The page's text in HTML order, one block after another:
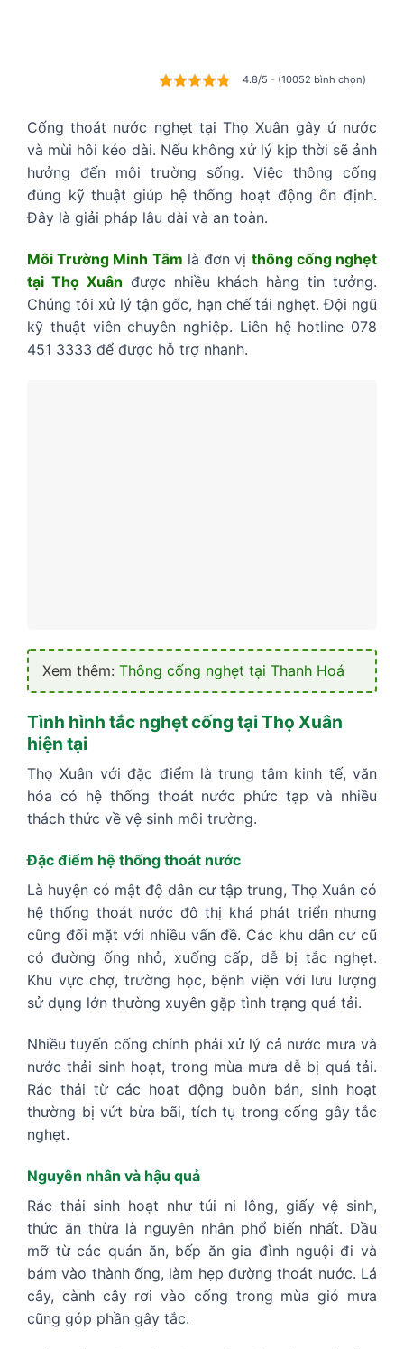
4.8/5 - (10052 bình chọn)
Cống thoát nước nghẹt tại Thọ Xuân gây ứ nước
và mùi hôi kéo dài. Nếu không xử lý kịp thời sẽ ảnh
hưởng đến môi trường sống. Việc thông cống
đúng kỹ thuật giúp hệ thống hoạt động ổn định.
Đây là giải pháp lâu dài và an toàn.
Môi Trường Minh Tâm là đơn vị thông cống nghẹt
tại Thọ Xuân được nhiều khách hàng tin tưởng.
Chúng tôi xử lý tận gốc, hạn chế tái nghẹt. Đội ngũ
kỹ thuật viên chuyên nghiệp. Liên hệ hotline 078
451 3333 để được hỗ trợ nhanh.
Xem thêm: Thông cống nghẹt tại Thanh Hoá
Tình hình tắc nghẹt cống tại Thọ Xuân
hiện tại
Thọ Xuân với đặc điểm là trung tâm kinh tế, văn
hóa có hệ thống thoát nước phức tạp và nhiều
thách thức về vệ sinh môi trường.
Đặc điểm hệ thống thoát nước
Là huyện có mật độ dân cư tập trung, Thọ Xuân có
hệ thống thoát nước đô thị khá phát triển nhưng
cũng đối mặt với nhiều vấn đề. Các khu dân cư cũ
có đường ống nhỏ, xuống cấp, dễ bị tắc nghẹt.
Khu vực chợ, trường học, bệnh viện với lưu lượng
sử dụng lớn thường xuyên gặp tình trạng quá tải.
Nhiều tuyến cống chính phải xử lý cả nước mưa và
nước thải sinh hoạt, trong mùa mưa dễ bị quá tải.
Rác thải từ các hoạt động buôn bán, sinh hoạt
thường bị vứt bừa bãi, tích tụ trong cống gây tắc
nghẹt.
Nguyên nhân và hậu quả
Rác thải sinh hoạt như túi ni lông, giấy vệ sinh,
thức ăn thừa là nguyên nhân phổ biến nhất. Dầu
mỡ từ các quán ăn, bếp ăn gia đình nguội đi và
bám vào thành ống, làm hẹp đường thoát nước. Lá
cây, cành cây rơi vào cống trong mùa gió mưa
cũng góp phần gây tắc.